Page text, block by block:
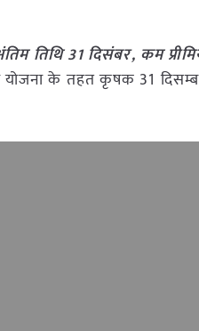
तिथि 31 दिसंबर, कम
योजना के तहत कृषक 31